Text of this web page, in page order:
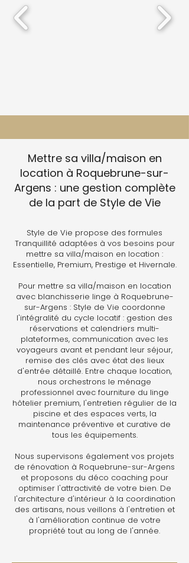
Mettre sa villa/maison en
location à Roquebrune-sur-
Argens : une gestion complète
de la part de Style de Vie
Style de Vie propose des formules
Tranquillité adaptées à vos besoins pour
mettre sa villa/maison en location :
Essentielle, Premium, Prestige et Hivernale.
Pour mettre sa villa/maison en location
avec blanchisserie linge à Roquebrune-
sur-Argens : Style de Vie coordonne
l'intégralité du cycle locatif : gestion des
réservations et calendriers multi-
plateformes, communication avec les
voyageurs avant et pendant leur séjour,
remise des clés avec état des lieux
d'entrée détaillé. Entre chaque location,
nous orchestrons le ménage
professionnel avec fourniture du linge
hôtelier premium, l'entretien régulier de la
piscine et des espaces verts, la
maintenance préventive et curative de
tous les équipements.
Nous supervisons également vos projets
de rénovation à Roquebrune-sur-Argens
et proposons du déco coaching pour
optimiser l'attractivité de votre bien. De
l'architecture d'intérieur à la coordination
des artisans, nous veillons à l'entretien et
à l'amélioration continue de votre
propriété tout au long de l'année.